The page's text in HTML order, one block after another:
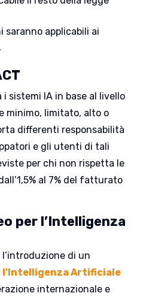
saranno applicabili ai
sistemi IA in base al livello
minimo, limitato, alto o
differenti responsabilità
e gli utenti di tali
per chi non rispetta le
al 7% del fatturato
per l’Intelligenza
di un
l’Intelligenza Artificiale
internazionale e